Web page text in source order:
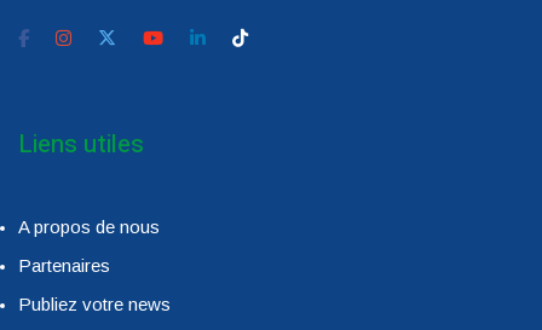
Liens utiles
A propos de nous
Partenaires
Publiez votre news